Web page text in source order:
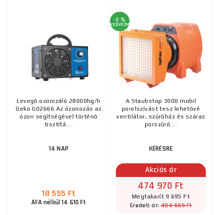
Levegő ozonizáló 28000hg/h
Geko G02666 Az ózonozás az
ózon segítségével történő
tisztítá ...
14 NAP
18 555 Ft
ÁFA nélkül 14 610 Ft
-2 %
KEDVEZMÉNY
A Staubstop 3000 mobil
porelszívást tesz lehetővé
ventilátor, szűrőház és száraz
porszűrő ...
KÉRÉSRE
Akciós ár
474 970 Ft
Megtakarít 9 695 Ft
Eredeti ár: 484 665 Ft